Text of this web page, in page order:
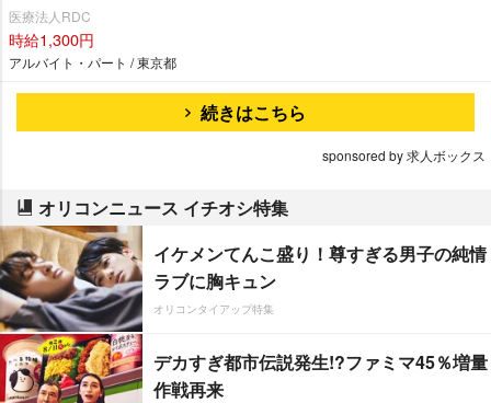
医療法人RDC
時給1,300円
アルバイト・パート / 東京都
続きはこちら
sponsored by 求人ボックス
オリコンニュース イチオシ特集
イケメンてんこ盛り！尊すぎる男子の純情
ラブに胸キュン
オリコンタイアップ特集
デカすぎ都市伝説発生!?ファミマ45％増量
作戦再来